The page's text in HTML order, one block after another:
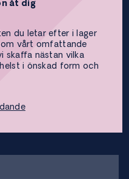
åt dig
du letar efter i lager
vårt omfattande
skaffa nästan vilka
i önskad form och